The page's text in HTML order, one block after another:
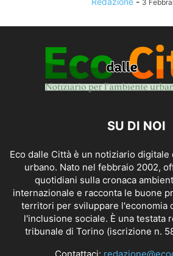
3
SU DI NOI
Eco dalle Città è un notiziario
urbano. Nato nel febbraio 2002,
quotidiani sulla cronaca
internazionale e racconta le buone
territori per sviluppare l'economia
l'inclusione sociale. È una testata
tribunale di Torino (iscrizione n.